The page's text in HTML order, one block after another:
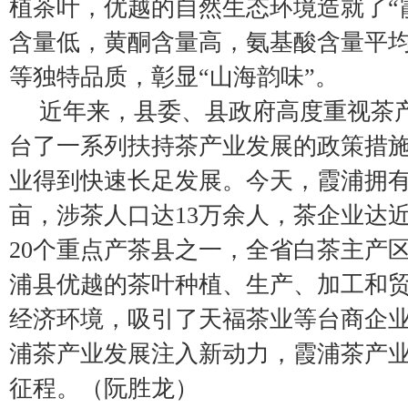
植茶叶，优越的自然生态环境造就了“
含量低，黄酮含量高，氨基酸含量平
等独特品质，彰显“山海韵味”。
近年来，县委、县政府高度重视茶
台了一系列扶持茶产业发展的政策措
业得到快速长足发展。今天，霞浦拥
亩，涉茶人口达13万余人，茶企业达
20个重点产茶县之一，全省白茶主产
浦县优越的茶叶种植、生产、加工和
经济环境，吸引了天福茶业等台商企
浦茶产业发展注入新动力，霞浦茶产
征程。（阮胜龙）